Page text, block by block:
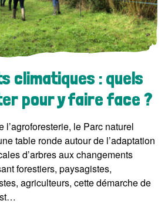
climatiques : quels
pour y faire face ?
l’agroforesterie, le Parc naturel
table ronde autour de l’adaptation
d’arbres aux changements
forestiers, paysagistes,
agriculteurs, cette démarche de